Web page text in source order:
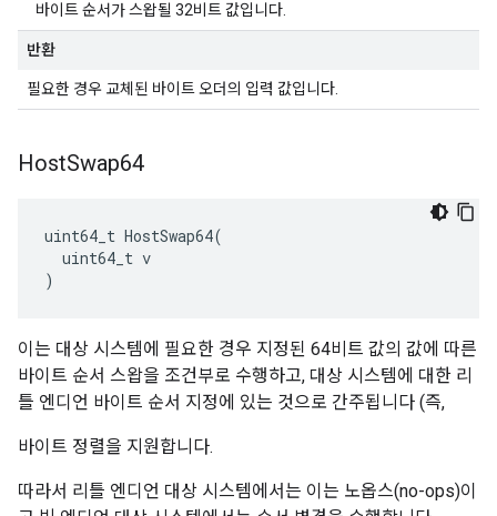
바이트 순서가 스왑될 32비트 값입니다.
반환
필요한 경우 교체된 바이트 오더의 입력 값입니다.
HostSwap64
uint64_t HostSwap64(
  uint64_t v
)
이는 대상 시스템에 필요한 경우 지정된 64비트 값의 값에 따른
바이트 순서 스왑을 조건부로 수행하고, 대상 시스템에 대한 리
틀 엔디언 바이트 순서 지정에 있는 것으로 간주됩니다 (즉,
바이트 정렬을 지원합니다.
따라서 리틀 엔디언 대상 시스템에서는 이는 노옵스(no-ops)이